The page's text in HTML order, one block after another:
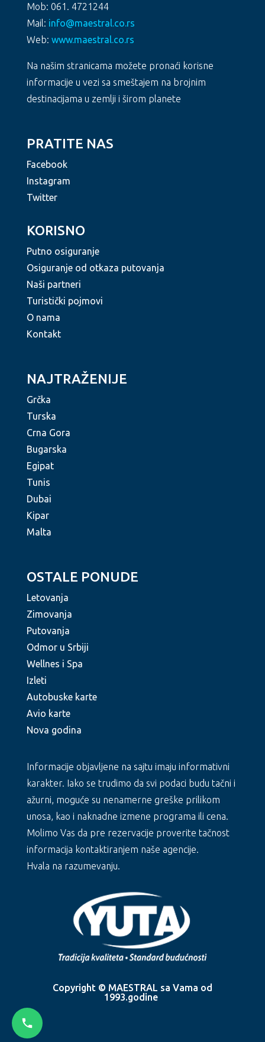
Mob: 061. 4721244
Mail: info@maestral.co.rs
Web: www.maestral.co.rs
Na našim stranicama možete pronaći korisne
informacije u vezi sa smeštajem na brojnim
destinacijama u zemlji i širom planete
PRATITE NAS
Facebook
Instagram
Twitter
KORISNO
Putno osiguranje
Osiguranje od otkaza putovanja
Naši partneri
Turistički pojmovi
O nama
Kontakt
NAJTRAŽENIJE
Grčka
Turska
Crna Gora
Bugarska
Egipat
Tunis
Dubai
Kipar
Malta
OSTALE PONUDE
Letovanja
Zimovanja
Putovanja
Odmor u Srbiji
Wellnes i Spa
Izleti
Autobuske karte
Avio karte
Nova godina
Informacije objavljene na sajtu imaju informativni
karakter. Iako se trudimo da svi podaci budu tačni i
ažurni, moguće su nenamerne greške prilikom
unosa, kao i naknadne izmene programa ili cena.
Molimo Vas da pre rezervacije proverite tačnost
informacija kontaktiranjem naše agencije.
Hvala na razumevanju.
Copyright © MAESTRAL sa Vama od
1993.godine